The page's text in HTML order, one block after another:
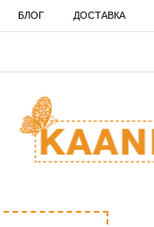
БЛОГ ДОСТАВКА